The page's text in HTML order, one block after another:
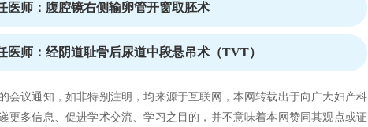
医师：腹腔镜右侧输卵管开窗取胚术
医师：经阴道耻骨后尿道中段悬吊术（TVT）
会议通知，如非特别注明，均来源于互联网，本网转载出于向广大妇产科
更多信息、促进学术交流、学习之目的，并不意味着本网赞同其观点或证